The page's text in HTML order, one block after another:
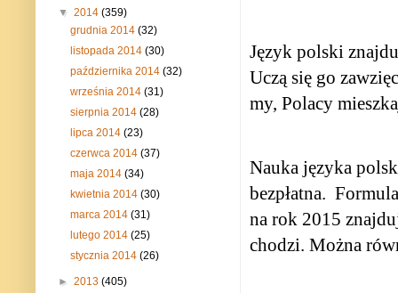
Język polski
Uczą się go
my, Polacy
Nauka języka
bezpłatna.
na rok 2015
chodzi. Można
▼ 2014 (359)
grudnia 2014(32)
listopada 2014(30)
października 2014(32)
września 2014(31)
sierpnia 2014(28)
lipca 2014(23)
czerwca 2014(37)
maja 2014(34)
kwietnia 2014(30)
marca 2014(31)
lutego 2014(25)
stycznia 2014(26)
► 2013 (405)